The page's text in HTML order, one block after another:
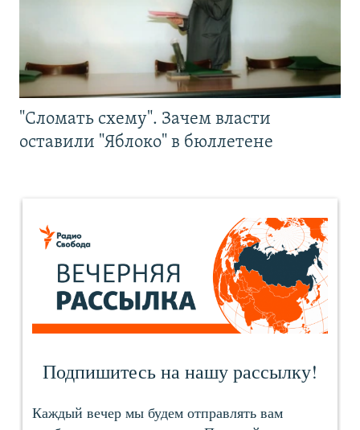
"Сломать схему". Зачем власти
оставили "Яблоко" в бюллетене